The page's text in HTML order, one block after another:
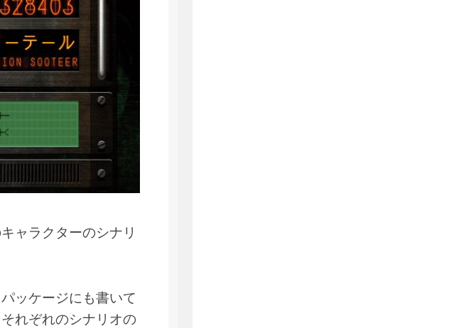
ャラクターのシナリ
ッケージにも書いて
れぞれのシナリオの